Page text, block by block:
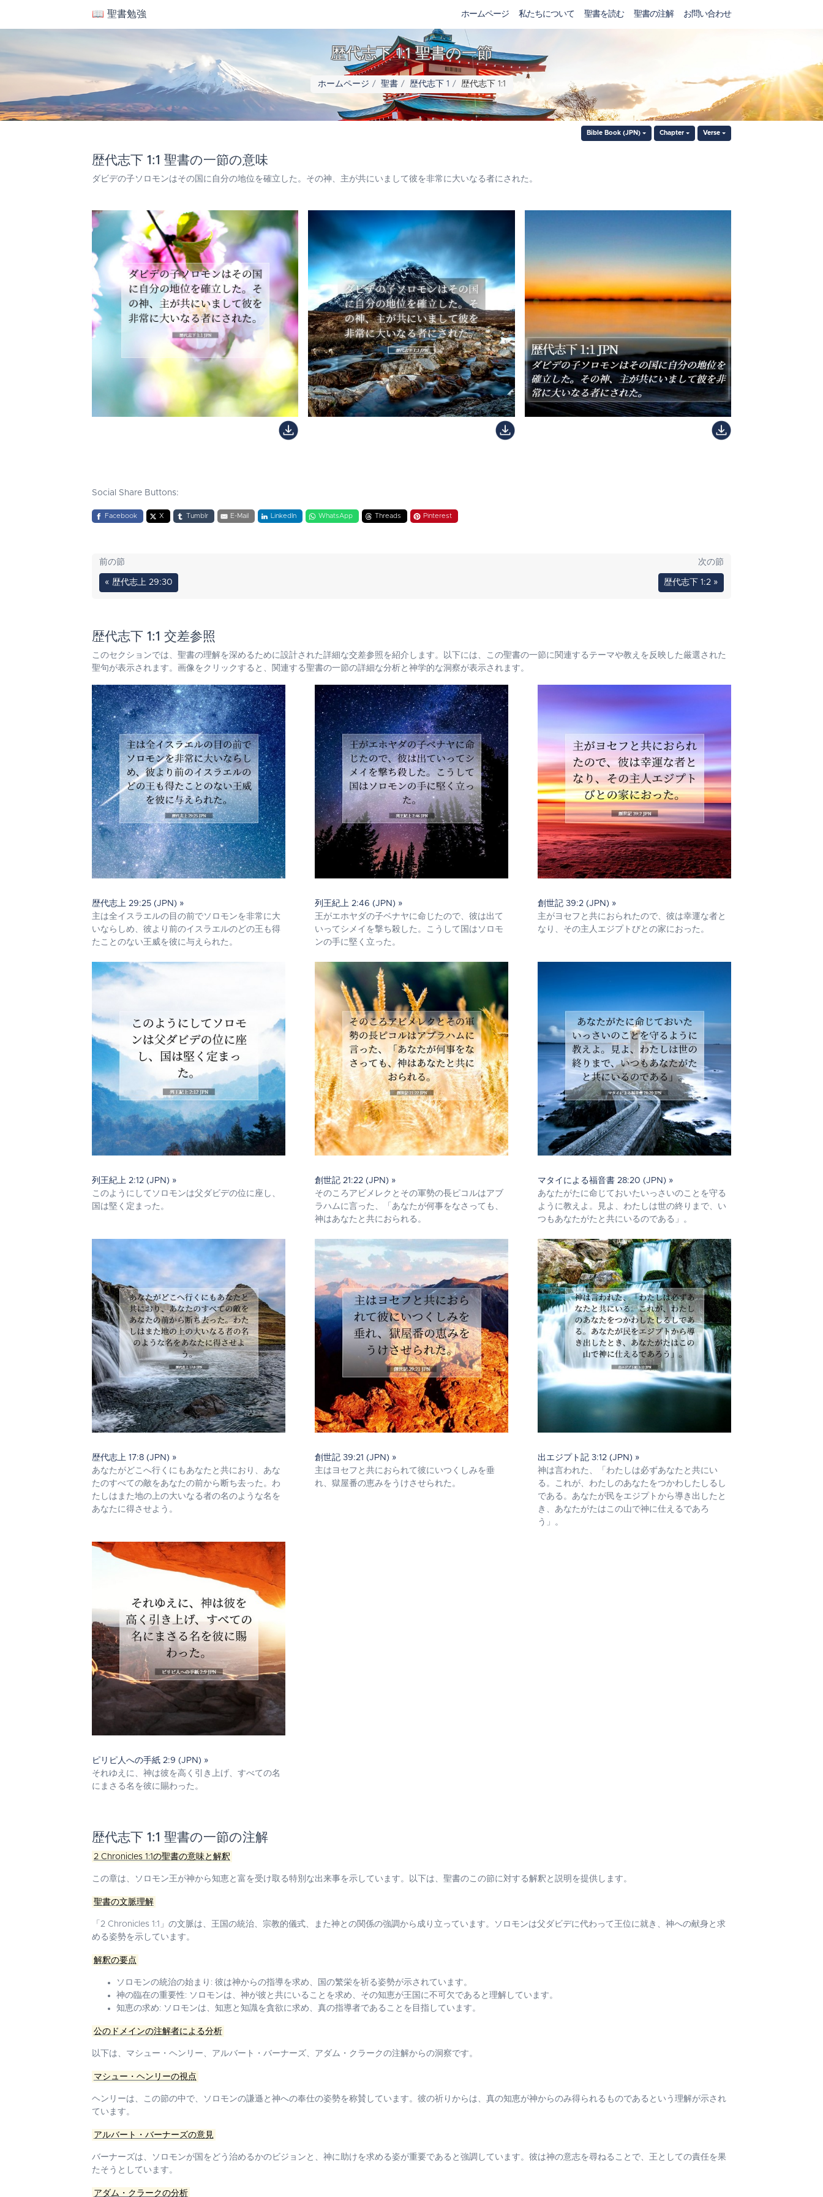
📖 聖書勉強 ホームページ 私たちについて 聖書を読む 聖書の注解 お問い合わせ
歴代志下 1:1 聖書の一節
ホームページ 聖書 歴代志下 1 歴代志下 1:1
Bible Book (JPN) Chapter Verse
歴代志下 1:1 聖書の一節の意味
ダビデの子ソロモンはその国に自分の地位を確立した。その神、主が共にいまして彼を非常に大いなる者にされた。
Social Share Buttons:
Facebook X Tumblr E-Mail LinkedIn WhatsApp Threads Pinterest
前の節
« 歴代志上 29:30
次の節
歴代志下 1:2 »
歴代志下 1:1 交差参照
このセクションでは、聖書の理解を深めるために設計された詳細な交差参照を紹介します。以下には、この聖書の一節に関連するテーマや教えを反映した厳選された
聖句が表示されます。画像をクリックすると、関連する聖書の一節の詳細な分析と神学的な洞察が表示されます。
歴代志上 29:25 (JPN) »
主は全イスラエルの目の前でソロモンを非常に大
いならしめ、彼より前のイスラエルのどの王も得
たことのない王威を彼に与えられた。
列王紀上 2:46 (JPN) »
王がエホヤダの子ベナヤに命じたので、彼は出て
いってシメイを撃ち殺した。こうして国はソロモ
ンの手に堅く立った。
創世記 39:2 (JPN) »
主がヨセフと共におられたので、彼は幸運な者と
なり、その主人エジプトびとの家におった。
列王紀上 2:12 (JPN) »
このようにしてソロモンは父ダビデの位に座し、
国は堅く定まった。
創世記 21:22 (JPN) »
そのころアビメレクとその軍勢の長ピコルはアブ
ラハムに言った、「あなたが何事をなさっても、
神はあなたと共におられる。
マタイによる福音書 28:20 (JPN) »
あなたがたに命じておいたいっさいのことを守る
ように教えよ。見よ、わたしは世の終りまで、い
つもあなたがたと共にいるのである」。
歴代志上 17:8 (JPN) »
あなたがどこへ行くにもあなたと共におり、あな
たのすべての敵をあなたの前から断ち去った。わ
たしはまた地の上の大いなる者の名のような名を
あなたに得させよう。
創世記 39:21 (JPN) »
主はヨセフと共におられて彼にいつくしみを垂
れ、獄屋番の恵みをうけさせられた。
出エジプト記 3:12 (JPN) »
神は言われた、「わたしは必ずあなたと共にい
る。これが、わたしのあなたをつかわしたしるし
である。あなたが民をエジプトから導き出したと
き、あなたがたはこの山で神に仕えるであろ
う」。
ピリピ人への手紙 2:9 (JPN) »
それゆえに、神は彼を高く引き上げ、すべての名
にまさる名を彼に賜わった。
歴代志下 1:1 聖書の一節の注解
2 Chronicles 1:1の聖書の意味と解釈
この章は、ソロモン王が神から知恵と富を受け取る特別な出来事を示しています。以下は、聖書のこの節に対する解釈と説明を提供します。
聖書の文脈理解
「2 Chronicles 1:1」の文脈は、王国の統治、宗教的儀式、また神との関係の強調から成り立っています。ソロモンは父ダビデに代わって王位に就き、神への献身と求
める姿勢を示しています。
解釈の要点
ソロモンの統治の始まり : 彼は神からの指導を求め、国の繁栄を祈る姿勢が示されています。
神の臨在の重要性: ソロモンは、神が彼と共にいることを求め、その知恵が王国に不可欠であると理解しています。
知恵の求め: ソロモンは、知恵と知識を貪欲に求め、真の指導者であることを目指しています。
公のドメインの注解者による分析
以下は、マシュー・ヘンリー、アルバート・バーナーズ、アダム・クラークの注解からの洞察です。
マシュー・ヘンリーの視点
ヘンリーは、この節の中で、ソロモンの謙遜と神への奉仕の姿勢を称賛しています。彼の祈りからは、真の知恵が神からのみ得られるものであるという理解が示され
ています。
アルバート・バーナーズの意見
バーナーズは、ソロモンが国をどう治めるかのビジョンと、神に助けを求める姿が重要であると強調しています。彼は神の意志を尋ねることで、王としての責任を果
たそうとしています。
アダム・クラークの分析